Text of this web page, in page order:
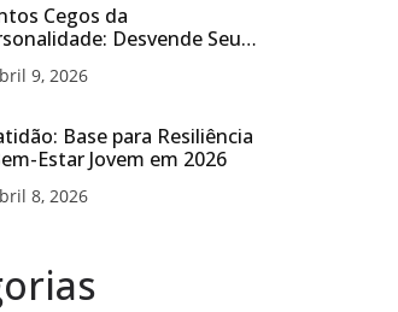
Cegos da
Desvende Seu
em 2026
9, 2026
Base para Resiliência
Estar Jovem em 2026
8, 2026